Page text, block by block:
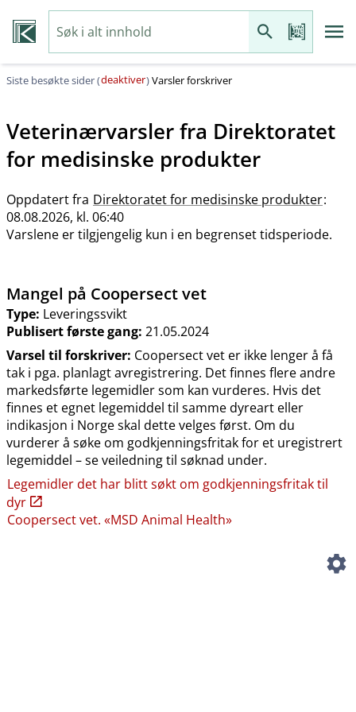
Siste besøkte sider (deaktiver)Varsler forskriver
Veterinærvarsler fra Direktoratet
for medisinske produkter
Oppdatert fra Direktoratet for medisinske produkter:
08.08.2026, kl. 06:40
Varslene er tilgjengelig kun i en begrenset tidsperiode.
Mangel på Coopersect vet
Type: Leveringssvikt
Publisert første gang: 21.05.2024
Varsel til forskriver: Coopersect vet er ikke lenger å få
tak i pga. planlagt avregistrering. Det finnes flere andre
markedsførte legemidler som kan vurderes. Hvis det
finnes et egnet legemiddel til samme dyreart eller
indikasjon i Norge skal dette velges først. Om du
vurderer å søke om godkjenningsfritak for et uregistrert
legemiddel – se veiledning til søknad under.
Legemidler det har blitt søkt om godkjenningsfritak til
dyr
Coopersect vet. «MSD Animal Health»